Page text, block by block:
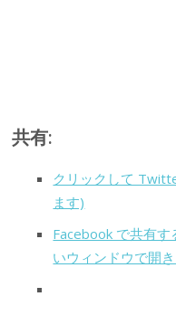
共有:
クリックして
ます)
Facebook で共有
いウィンドウで開